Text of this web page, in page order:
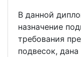
В данной
назначение
требования
подвесок,